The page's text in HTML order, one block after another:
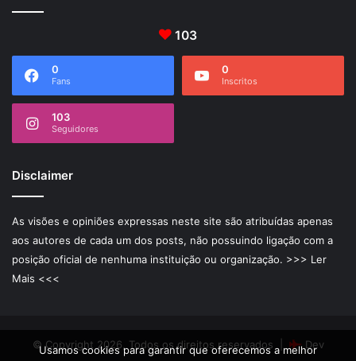
103
0
Fans
0
Inscritos
103
Seguidores
Disclaimer
As visões e opiniões expressas neste site são atribuídas apenas
aos autores de cada um dos posts, não possuindo ligação com a
posição oficial de nenhuma instituição ou organização. >>> Ler
Mais <<<
© Copyright 2026, Todos os direitos reservados | Dev
Usamos cookies para garantir que oferecemos a melhor